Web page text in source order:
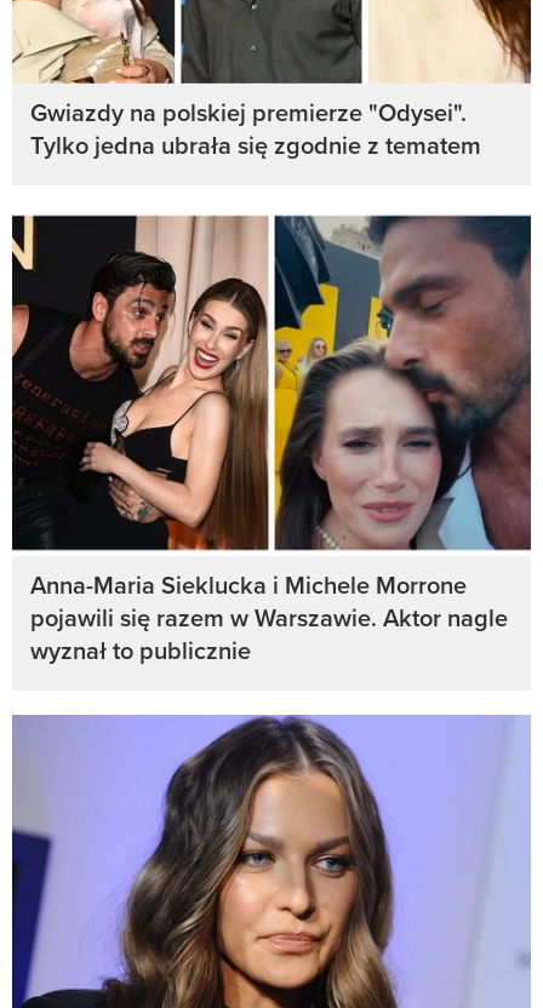
Gwiazdy na polskiej premierze "Odysei".
Tylko jedna ubrała się zgodnie z tematem
Anna-Maria Sieklucka i Michele Morrone
pojawili się razem w Warszawie. Aktor nagle
wyznał to publicznie